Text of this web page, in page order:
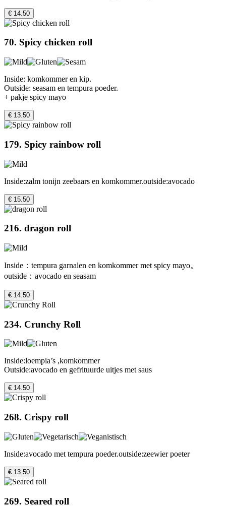
€ 14.50
70. Spicy chicken roll
Inside: komkommer en kip.
Outside: seasam en tempura poeder.
+ pakje spicy mayo
€ 13.50
179. Spicy rainbow roll
Inside:zalm tonijn zeebaars en komkommer.outside:avocado
€ 15.50
216. dragon roll
Inside：tempura garnalen en komkommer met spicy mayo。
outside：avocado en seasam
€ 14.50
234. Crunchy Roll
Inside:loempia’s ,komkommer
Outside:avocado en gefrituurde uitjes met saus
€ 14.50
268. Crispy roll
Inside:avocado met tempura poeder.outside:zeewier poeter
€ 13.50
269. Seared roll